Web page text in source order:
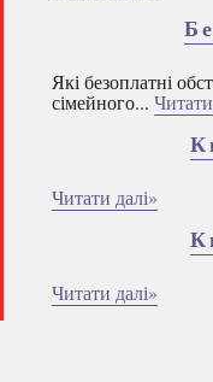
Які безоплатні
сімейного...
Читати далі»
Читати далі»